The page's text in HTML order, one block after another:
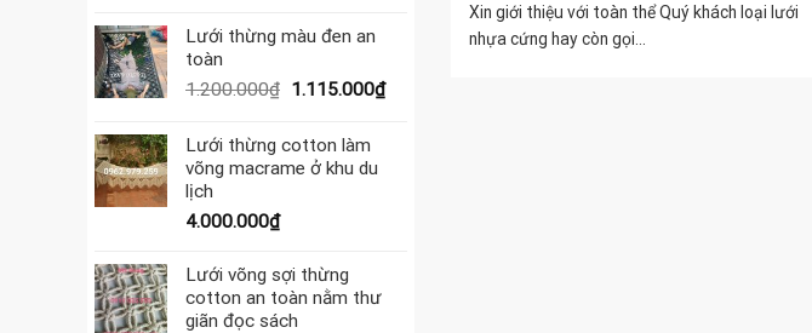
là:
tại
365.000₫.
Lưới thừng màu đen an
toàn
1.200.000₫ Giá
là:
1.200.000₫.
1.115.000₫Giá
Lưới thừng cotton làm
võng macrame ở khu du
lịch
4.000.000₫
Lưới võng sợi thừng
cotton an toàn nằm thư
giãn đọc sách
Xin giới thiệu với toàn thể Quý khách loại lưới
nhựa cứng hay còn gọi...